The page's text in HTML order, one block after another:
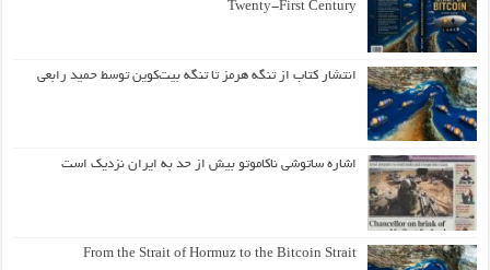
Twenty-First Century
انتشار کتاب از تنگه هرمز تا تنگه بیت‌کوین توسط حمید رابعی
اشاره ساتوشی ناکاموتو بیش از حد به ایران نزدیک است
From the Strait of Hormuz to the Bitcoin Strait